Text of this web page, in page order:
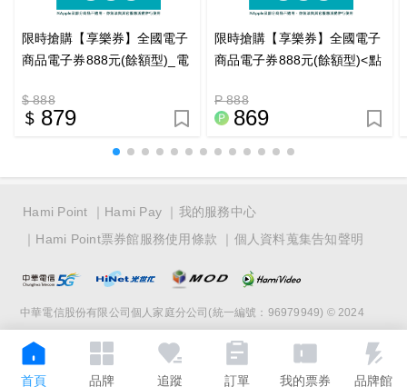
首頁 品牌 追蹤 訂單 我的票券 品牌館
限時搶購【享樂券】全國電子
商品電子券888元(餘額型)_電
$ 888
879
限時搶購【享樂券】全國電子
商品電子券888元(餘額型)<點
P 888
869
Hami Point Hami Pay
我的服務中心
Hami Point票券館服務使用條款
個人資料蒐集告知聲明
中華電信股份有限公司個人家庭分公司(統一編號：96979949) © 2024